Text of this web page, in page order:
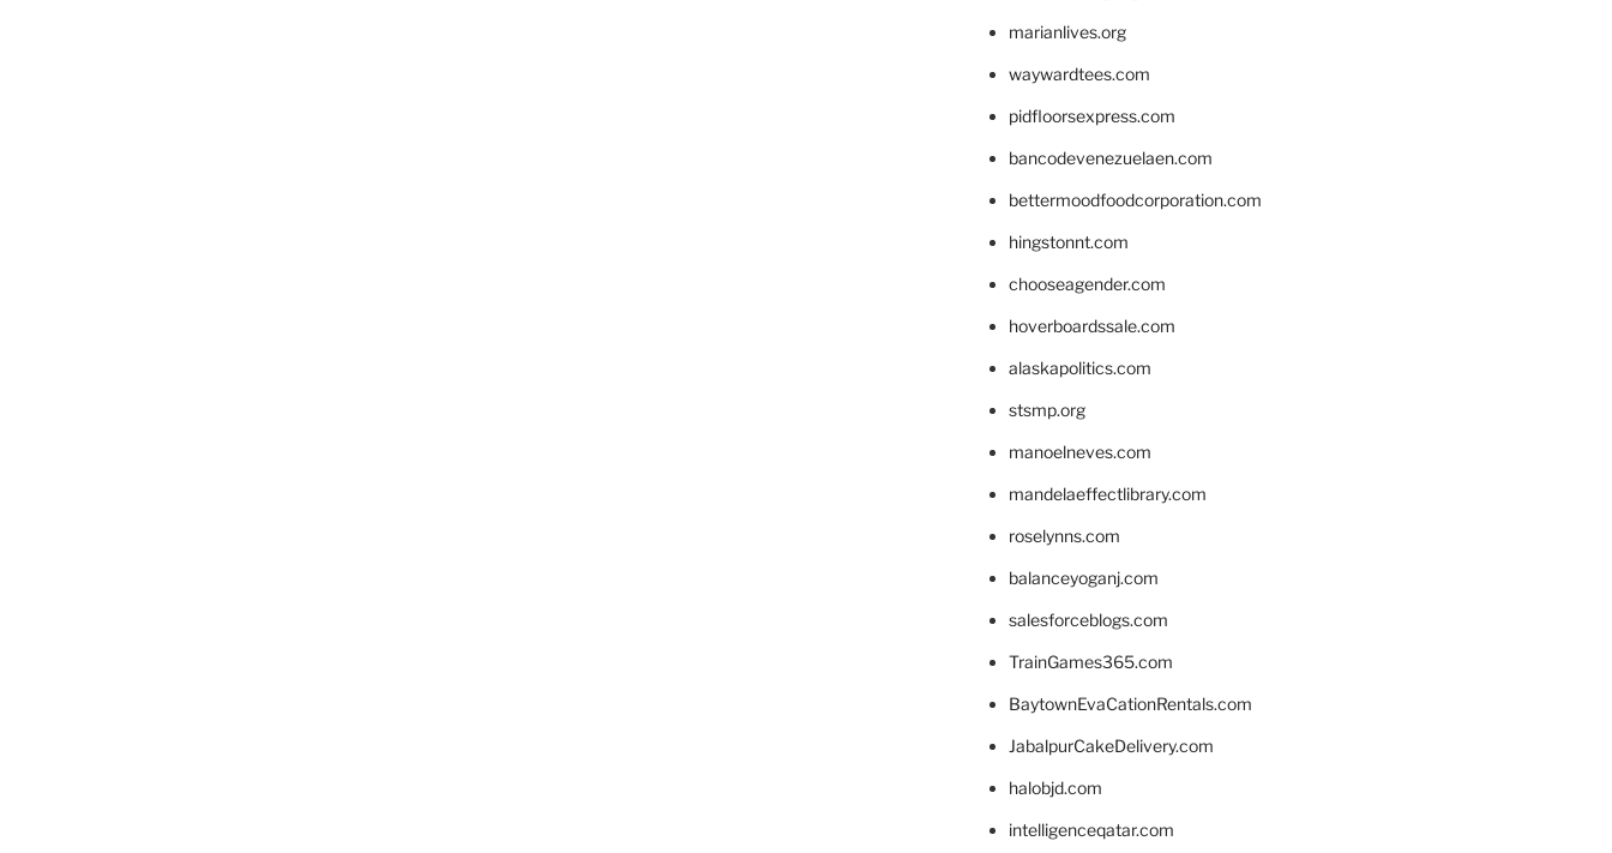
marianlives.org
waywardtees.com
pidfloorsexpress.com
bancodevenezuelaen.com
bettermoodfoodcorporation.com
hingstonnt.com
chooseagender.com
hoverboardssale.com
alaskapolitics.com
stsmp.org
manoelneves.com
mandelaeffectlibrary.com
roselynns.com
balanceyoganj.com
salesforceblogs.com
TrainGames365.com
BaytownEvaCationRentals.com
JabalpurCakeDelivery.com
halobjd.com
intelligenceqatar.com